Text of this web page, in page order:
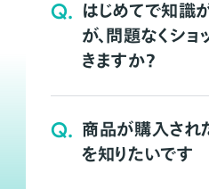
Q. はじめてで知識
が、問題なくシ
きますか？
Q. 商品が購入され
を知りたいです